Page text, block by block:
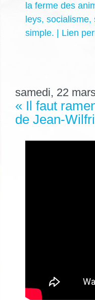
la ferme des
leys, socialisme,
simple.
Lien
samedi, 22
« Il faut
de Jean-